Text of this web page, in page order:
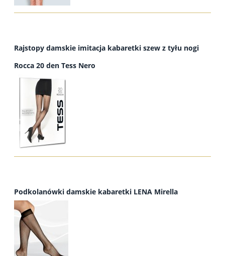
Rajstopy damskie imitacja kabaretki szew z tyłu nogi
Rocca 20 den Tess Nero
Podkolanówki damskie kabaretki LENA Mirella